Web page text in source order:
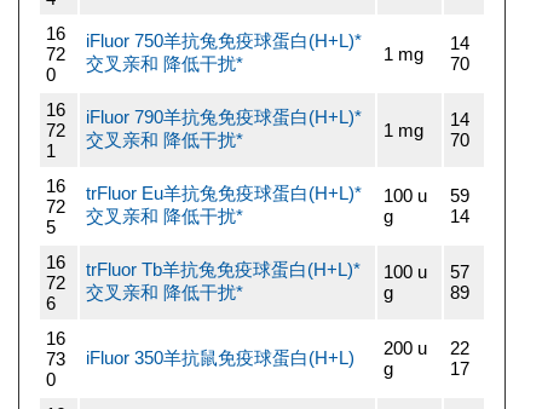
16
72
0
iFluor 750羊抗兔免疫球蛋白(H+L)*
交叉亲和 降低干扰*
1 mg
14
70
16
72
1
iFluor 790羊抗兔免疫球蛋白(H+L)*
交叉亲和 降低干扰*
1 mg
14
70
16
72
5
trFluor Eu羊抗兔免疫球蛋白(H+L)*
交叉亲和 降低干扰*
100 u
g
59
14
16
72
6
trFluor Tb羊抗兔免疫球蛋白(H+L)*
交叉亲和 降低干扰*
100 u
g
57
89
16
73
0
iFluor 350羊抗鼠免疫球蛋白(H+L)
200 u
g
22
17